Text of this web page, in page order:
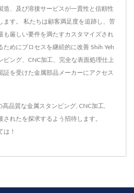
造、及び溶接サービスが一貫性と信頼性
ます。 私たちは顧客満足度を追跡し、苦
も厳しい要件を満たすカスタマイズされ
ためにプロセスを継続的に改善 Shih Yeh
ピング、CNC加工、完全な表面処理仕上
証を受けた金属部品メーカーにアクセス
高品質な金属スタンピング CNC加工
されたを探求するよう招待します。
は！